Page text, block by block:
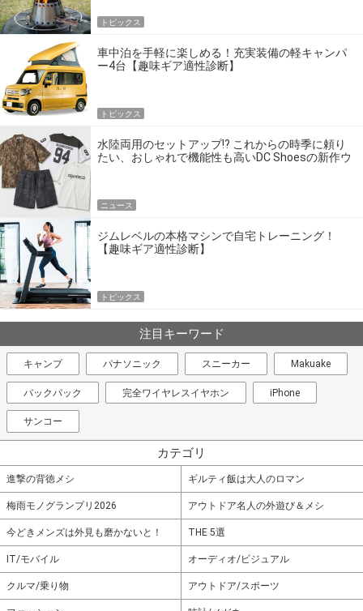
トピックス
車中泊を手軽に楽しめる！充実装備の軽キャンパ
ー4台【趣味ギア適性診断】
トピックス
水陸両用のセットアップ!? これからの時季に頼り
たい、おしゃれで機能性も高いDC Shoesの新作ウ
ニュース
ジムレベルの本格マシンで自宅トレーニング！
【趣味ギア適性診断】
トピックス
注目キーワード
キャンプ パナソニック スニーカー Makuake
バックパック 完全ワイヤレスイヤホン iPhone
サンコー
カテゴリ
進撃の背徳メシ ギルティ飯は大人のロマン
梅雨モノグランプリ2026 アウトドア名人の外遊び＆メシ
今どきメンズは外見も磨かないと！ THE 5選
IT/モバイル オーディオ/ビジュアル
クルマ/乗り物 アウトドア/スポーツ